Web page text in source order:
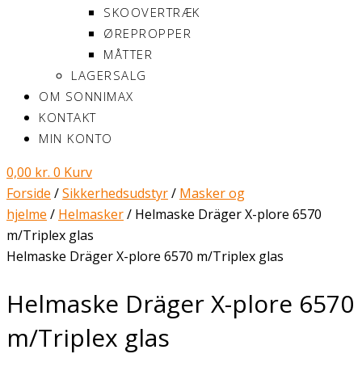
SKOOVERTRÆK
ØREPROPPER
MÅTTER
LAGERSALG
OM SONNIMAX
KONTAKT
MIN KONTO
0,00 kr. 0 Kurv
Forside /Sikkerhedsudstyr/ Masker og
hjelme / Helmasker/ Helmaske Dräger X-plore 6570
m/Triplex glas
Helmaske Dräger X-plore 6570 m/Triplex glas
Helmaske Dräger X-plore 6570
m/Triplex glas